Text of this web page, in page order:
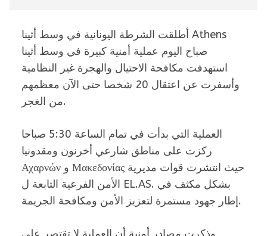
أطلقت الشرطة اليونانية في وسط أثينا Athens
صباح اليوم عملية أمنية كبيرة في وسط أثينا
استهدفت مكافحة الاحتيال والهجرة غير النظامية
وأسفرت عن اعتقال 20 شخصا حتى الآن معظمهم
من الغجر.
العملية التي بدأت في تمام الساعة 5:30 صباحا
ركزت على مناطق شارعي أخرنون ومقدونيا
Αχαρνών و Μακεδονίας حيث انتشرت قوات مديرية
الأمن الفرعية التابعة ل EL.AS. بشكل مكثف في
إطار جهود مستمرة لتعزيز الأمن ومكافحة الجريمة.